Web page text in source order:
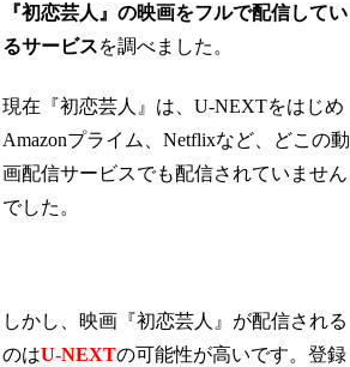
『初恋芸人』の映画をフルで配信してい
るサービスを調べました。
現在『初恋芸人』は、U-NEXTをはじめ
Amazonプライム、Netflixなど、どこの動
画配信サービスでも配信されていません
でした。
しかし、映画『初恋芸人』が配信される
のはU-NEXTの可能性が高いです。登録